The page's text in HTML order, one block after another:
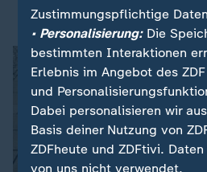
Gesetzentwurf für das Elterngeld
Zustimmungspflichtige
• Personalisierung:Die
bestimmten Interaktionen
Erlebnis im Angebot des
und
Dabei personalisieren wir
Basis deiner Nutzung von
ZDFheute und ZDFtivi.
von uns nicht verwendet.